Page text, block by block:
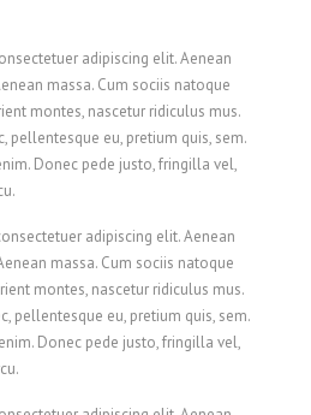
adipiscing elit. Aenean
massa. Cum sociis natoque
montes, nascetur ridiculus mus.
pellentesque eu, pretium quis, sem.
Donec pede justo, fringilla vel,
adipiscing elit. Aenean
massa. Cum sociis natoque
montes, nascetur ridiculus mus.
pellentesque eu, pretium quis, sem.
Donec pede justo, fringilla vel,